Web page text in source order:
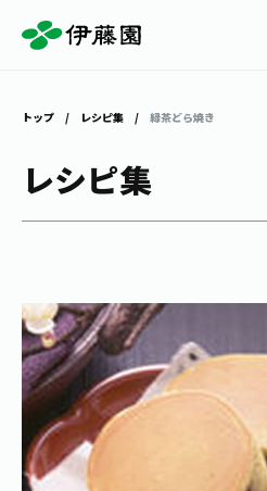
お〜いお茶
健康ミネラルむぎ茶
TULLY'S COFFEE
お茶を知る・楽しむ
お茶を知る・楽しむ
お茶を楽しむ
お茶のいれ方
体験・イベント
体験・イベント
見学・体験
店舗・通販
トップ レシピ集 緑茶どら焼き
レシピ集